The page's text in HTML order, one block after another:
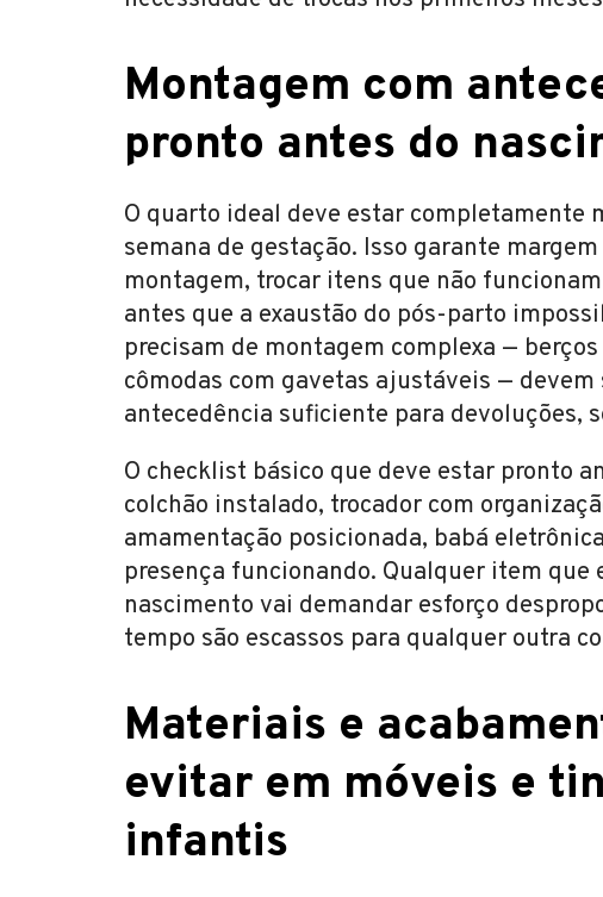
Montagem com
pronto antes do
O quarto ideal deve estar completamente
semana de gestação. Isso garante
montagem, trocar itens que não
antes que a exaustão do pós-parto
precisam de montagem complexa —
cômodas com gavetas ajustáveis —
antecedência suficiente para devoluções,
O checklist básico que deve estar pronto
colchão instalado, trocador com
amamentação posicionada, babá
presença funcionando. Qualquer item
nascimento vai demandar esforço
tempo são escassos para qualquer outra
Materiais e
evitar em móveis e
infantis